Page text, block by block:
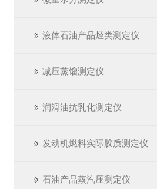
液体石油产品烃类测定仪
减压蒸馏测定仪
润滑油抗乳化测定仪
发动机燃料实际胶质测定仪
石油产品蒸汽压测定仪